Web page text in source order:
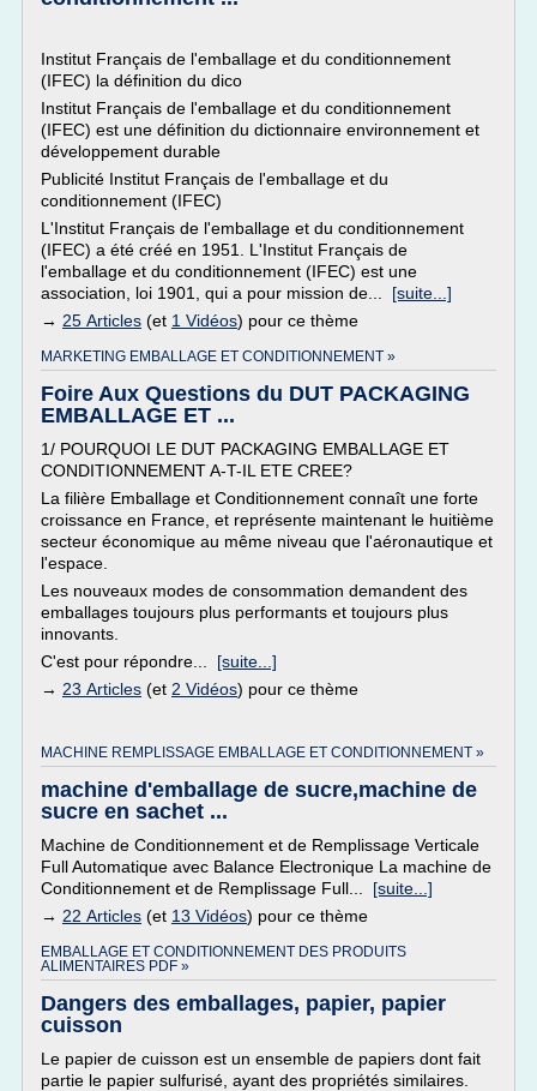
Institut Français de l'emballage et du conditionnement
(IFEC) la définition du dico
Institut Français de l'emballage et du conditionnement
(IFEC) est une définition du dictionnaire environnement et
développement durable
Publicité Institut Français de l'emballage et du
conditionnement (IFEC)
L'Institut Français de l'emballage et du conditionnement
(IFEC) a été créé en 1951. L'Institut Français de
l'emballage et du conditionnement (IFEC) est une
association, loi 1901, qui a pour mission de... [suite...]
→ 25 Articles (et 1 Vidéos) pour ce thème
MARKETING EMBALLAGE ET CONDITIONNEMENT »
Foire Aux Questions du DUT PACKAGING
EMBALLAGE ET ...
1/ POURQUOI LE DUT PACKAGING EMBALLAGE ET
CONDITIONNEMENT A-T-IL ETE CREE?
La filière Emballage et Conditionnement connaît une forte
croissance en France, et représente maintenant le huitième
secteur économique au même niveau que l'aéronautique et
l'espace.
Les nouveaux modes de consommation demandent des
emballages toujours plus performants et toujours plus
innovants.
C'est pour répondre... [suite...]
→ 23 Articles (et 2 Vidéos) pour ce thème
MACHINE REMPLISSAGE EMBALLAGE ET CONDITIONNEMENT »
machine d'emballage de sucre,machine de
sucre en sachet ...
Machine de Conditionnement et de Remplissage Verticale
Full Automatique avec Balance Electronique La machine de
Conditionnement et de Remplissage Full... [suite...]
→ 22 Articles (et 13 Vidéos) pour ce thème
EMBALLAGE ET CONDITIONNEMENT DES PRODUITS
ALIMENTAIRES PDF »
Dangers des emballages, papier, papier
cuisson
Le papier de cuisson est un ensemble de papiers dont fait
partie le papier sulfurisé, ayant des propriétés similaires.